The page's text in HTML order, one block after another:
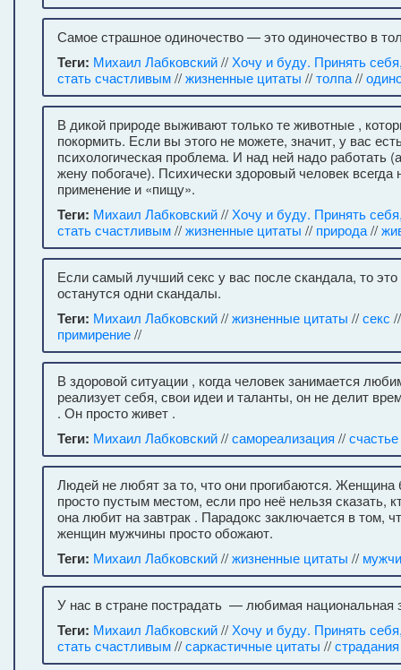
Самое страшное одиночество — это одиночество в
Теги: Михаил Лабковский// Хочу и буду. Принять
стать счастливым//жизненные цитаты //толпа//
В дикой природе выживают только те животные ,
покормить. Если вы этого не можете, значит, у вас
психологическая проблема. И над ней надо работать
жену побогаче). Психически здоровый человек всегда
применение и «пищу».
Теги: Михаил Лабковский// Хочу и буду. Принять
стать счастливым//жизненные цитаты // природа//
Если самый лучший секс у вас после скандала, то это
останутся одни скандалы.
Теги: Михаил Лабковский//жизненные цитаты //секс
примирение//
В здоровой ситуации , когда человек занимается
реализует себя, свои идеи и таланты, он не делит
. Он просто живет .
Теги: Михаил Лабковский//самореализация //счастье
Людей не любят за то, что они прогибаются.
просто пустым местом, если про неё нельзя сказать,
она любит на завтрак . Парадокс заключается в том,
женщин мужчины просто обожают.
Теги: Михаил Лабковский//жизненные цитаты //
У нас в стране пострадать — любимая национальная
Теги: Михаил Лабковский// Хочу и буду. Принять
стать счастливым//саркастичные цитаты //страдания